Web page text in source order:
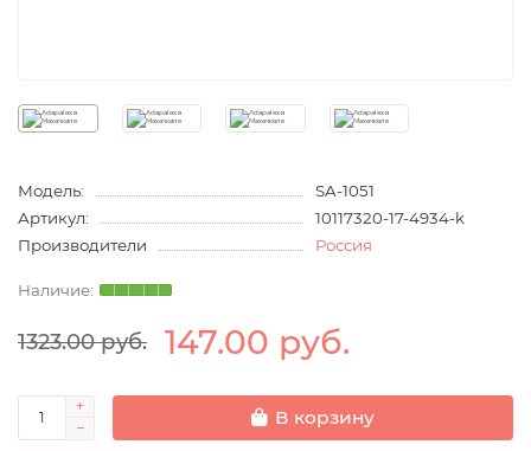
Модель:
SA-1051
Артикул:
10117320-17-4934-k
Производители
Россия
1323.00 руб. 147.00 руб.
В корзину